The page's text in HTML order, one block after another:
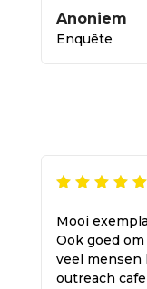
Anoniem
Enquête
Mooi
Ook goed
veel mensen
outreach